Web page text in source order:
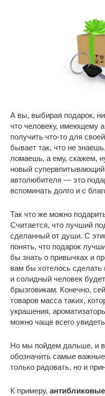
А вы, выбирая подарок,
что человеку, имеющему
получить что-то для
бывает так, что не
ломаешь, а ему, скажем,
новый
автолюбителя — это
вспоминать долго и с
Так что же можно
Считается, что лучший
сделанный от души. С
понять, что подарок
бы знать о привычках и
вам бы хотелось сделать
и солидный человек
брызговикам. Конечно,
товаров масса таких,
украшения,
можно чаще всего
Но мы пойдем дальше, и в
обозначить самые
только радовать, но и
К примеру,